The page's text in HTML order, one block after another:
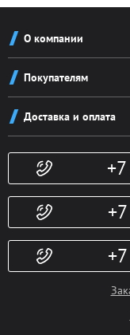
О компании
Реквизиты
Новости
Контакты
Покупателям
Система скидок
Конфиденциальность
Гарантии
Доп. услуги
Доставка и оплата
Политика возврата